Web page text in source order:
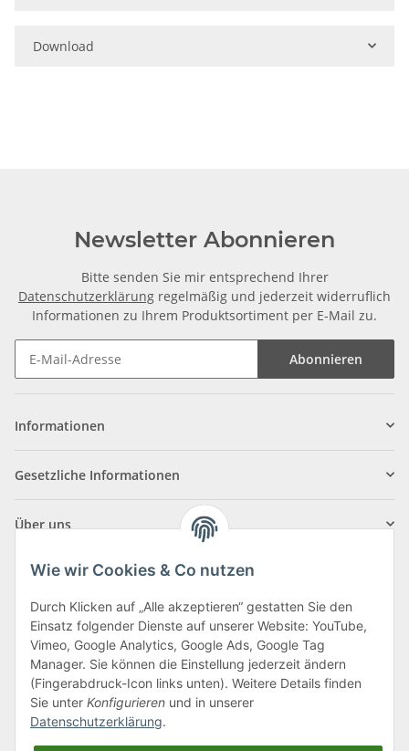
Download
Newsletter Abonnieren
Bitte senden Sie mir entsprechend Ihrer
Datenschutzerklärung regelmäßig und jederzeit widerruflich
Informationen zu Ihrem Produktsortiment per E-Mail zu.
Abonnieren
Informationen
Gesetzliche Informationen
Über uns
Klagenfurter Straße 29
9556 Liebenfels
Montag bis Donnerstag: 8:00 bis 16:30 Uhr
Freitag: 8:00 bis 12:00 Uhr
Wie wir Cookies & Co nutzen
Durch Klicken auf „Alle akzeptieren“ gestatten Sie den
Einsatz folgender Dienste auf unserer Website: YouTube,
Vimeo, Google Analytics, Google Ads, Google Tag
Manager. Sie können die Einstellung jederzeit ändern
(Fingerabdruck-Icon links unten). Weitere Details finden
Sie unter Konfigurieren und in unserer
Datenschutzerklärung.